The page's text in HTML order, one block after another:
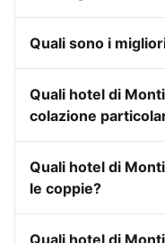
Quali sono i
Quali hotel di
colazione
Quali hotel di
le coppie?
Quali hotel di